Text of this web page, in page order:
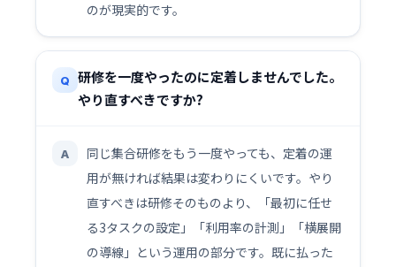
のが現実的です。
Q
研修を一度やったのに定着しませんでした。
やり直すべきですか?
A
同じ集合研修をもう一度やっても、定着の運
用が無ければ結果は変わりにくいです。やり
直すべきは研修そのものより、「最初に任せ
る3タスクの設定」「利用率の計測」「横展開
の導線」という運用の部分です。既に払った